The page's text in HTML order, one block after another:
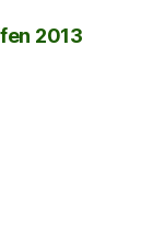
2013